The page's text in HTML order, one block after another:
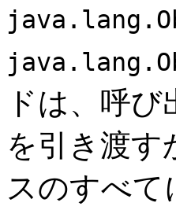
ドは、呼
を引き渡す
スのすべて